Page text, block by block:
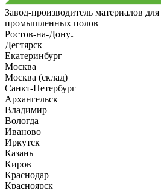
Завод-производитель материалов для
промышленных полов
Ростов-на-Дону
Дегтярск
Екатеринбург
Москва
Москва (склад)
Санкт-Петербург
Архангельск
Владимир
Вологда
Иваново
Иркутск
Казань
Киров
Краснодар
Красноярск